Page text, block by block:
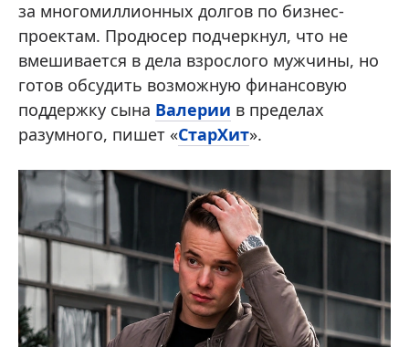
за многомиллионных долгов по бизнес-
проектам. Продюсер подчеркнул, что не
вмешивается в дела взрослого мужчины, но
готов обсудить возможную финансовую
поддержку сына Валерии в пределах
разумного, пишет «СтарХит».